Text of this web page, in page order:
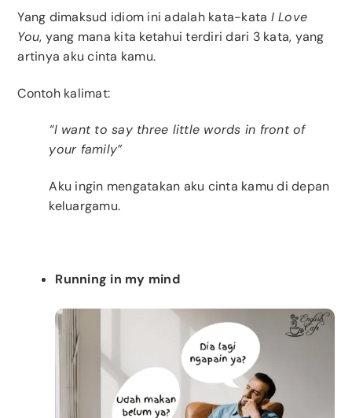
Yang dimaksud idiom ini adalah kata-kata I Love
You, yang mana kita ketahui terdiri dari 3 kata, yang
artinya aku cinta kamu.
Contoh kalimat:
“I want to say three little words in front of
your family”
Aku ingin mengatakan aku cinta kamu di depan
keluargamu.
Running in my mind